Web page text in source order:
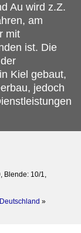
Au wird z.Z.
am
mit
ist. Die
Kiel gebaut,
jedoch
Blende: 10/1,
Deutschland »